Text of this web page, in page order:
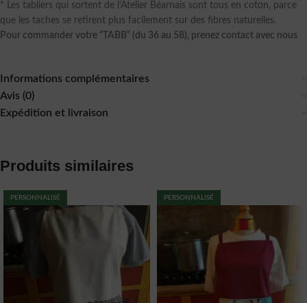
* Les tabliers qui sortent de l’Atelier Béarnais sont tous en coton, parce
que les taches se retirent plus facilement sur des fibres naturelles.
Pour commander votre “TABB” (du 36 au 58), prenez contact avec nous
Informations complémentaires
Avis (0)
Expédition et livraison
Produits similaires
PERSONNALISÉ PERSONNALISÉ